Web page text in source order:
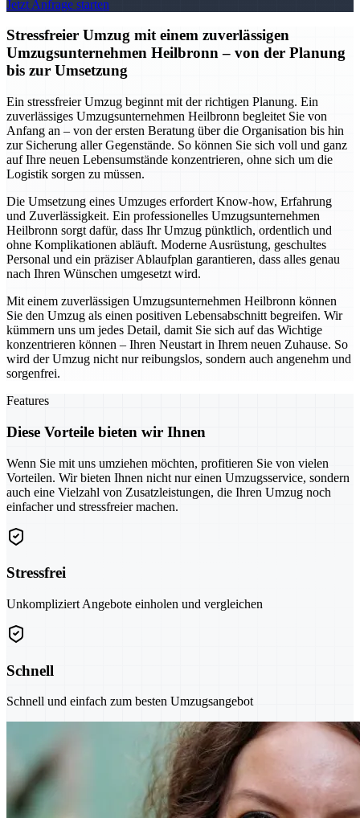
Jetzt Anfrage starten
Stressfreier Umzug mit einem zuverlässigen
Umzugsunternehmen Heilbronn – von der Planung
bis zur Umsetzung
Ein stressfreier Umzug beginnt mit der richtigen Planung. Ein
zuverlässiges Umzugsunternehmen Heilbronn begleitet Sie von
Anfang an – von der ersten Beratung über die Organisation bis hin
zur Sicherung aller Gegenstände. So können Sie sich voll und ganz
auf Ihre neuen Lebensumstände konzentrieren, ohne sich um die
Logistik sorgen zu müssen.
Die Umsetzung eines Umzuges erfordert Know-how, Erfahrung
und Zuverlässigkeit. Ein professionelles Umzugsunternehmen
Heilbronn sorgt dafür, dass Ihr Umzug pünktlich, ordentlich und
ohne Komplikationen abläuft. Moderne Ausrüstung, geschultes
Personal und ein präziser Ablaufplan garantieren, dass alles genau
nach Ihren Wünschen umgesetzt wird.
Mit einem zuverlässigen Umzugsunternehmen Heilbronn können
Sie den Umzug als einen positiven Lebensabschnitt begreifen. Wir
kümmern uns um jedes Detail, damit Sie sich auf das Wichtige
konzentrieren können – Ihren Neustart in Ihrem neuen Zuhause. So
wird der Umzug nicht nur reibungslos, sondern auch angenehm und
sorgenfrei.
Features
Diese Vorteile bieten wir Ihnen
Wenn Sie mit uns umziehen möchten, profitieren Sie von vielen
Vorteilen. Wir bieten Ihnen nicht nur einen Umzugsservice, sondern
auch eine Vielzahl von Zusatzleistungen, die Ihren Umzug noch
einfacher und stressfreier machen.
Stressfrei
Unkompliziert Angebote einholen und vergleichen
Schnell
Schnell und einfach zum besten Umzugsangebot